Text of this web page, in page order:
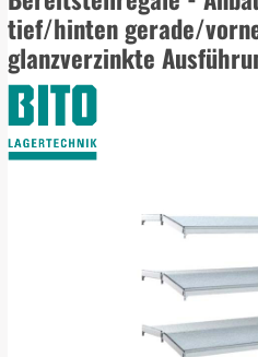
tief/hinten gerade/
glanzverzinkte